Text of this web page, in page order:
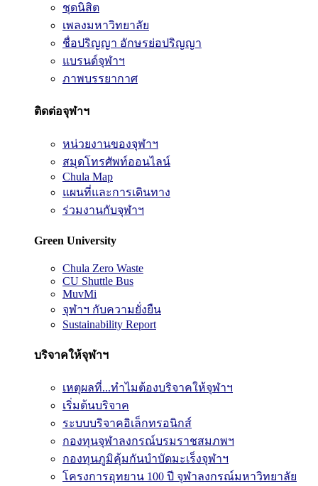
ชุดนิสิต
เพลงมหาวิทยาลัย
ชื่อปริญญา อักษรย่อปริญญา
แบรนด์จุฬาฯ
ภาพบรรยากาศ
ติดต่อจุฬาฯ
หน่วยงานของจุฬาฯ
สมุดโทรศัพท์ออนไลน์
Chula Map
แผนที่และการเดินทาง
ร่วมงานกับจุฬาฯ
Green University
Chula Zero Waste
CU Shuttle Bus
MuvMi
จุฬาฯ กับความยั่งยืน
Sustainability Report
บริจาคให้จุฬาฯ
เหตุผลที่...ทำไมต้องบริจาคให้จุฬาฯ
เริ่มต้นบริจาค
ระบบบริจาคอิเล็กทรอนิกส์
กองทุนจุฬาลงกรณ์บรมราชสมภพฯ
กองทุนภูมิคุ้มกันบำบัดมะเร็งจุฬาฯ
โครงการอุทยาน 100 ปี จุฬาลงกรณ์มหาวิทยาลัย